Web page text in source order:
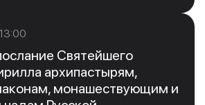
Святейшего
архипастырям,
монашествующим и